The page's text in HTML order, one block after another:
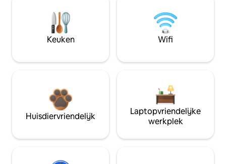
Keuken Wifi
Huisdiervriendelijk
Laptopvriendelijke
werkplek